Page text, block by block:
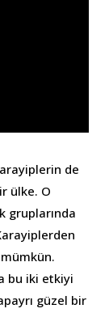
de
ülke. O
gruplarında
bu iki etkiyi
güzel bir